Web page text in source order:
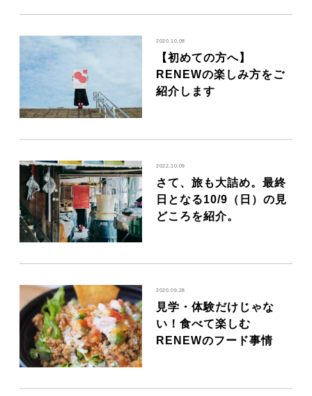
2020.10.08
【初めての方へ】
RENEWの楽しみ方をご
紹介します
2022.10.09
さて、旅も大詰め。最終
日となる10/9（日）の見
どころを紹介。
2020.09.28
見学・体験だけじゃな
い！食べて楽しむ
RENEWのフード事情